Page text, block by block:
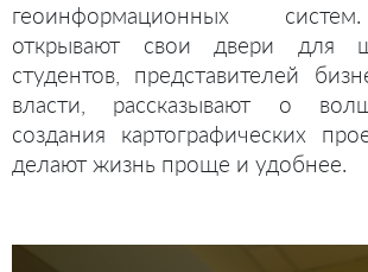
геоинформационных
открывают свои двери для
студентов, представителей
власти, рассказывают о
создания картографических
делают жизнь проще и удобнее.